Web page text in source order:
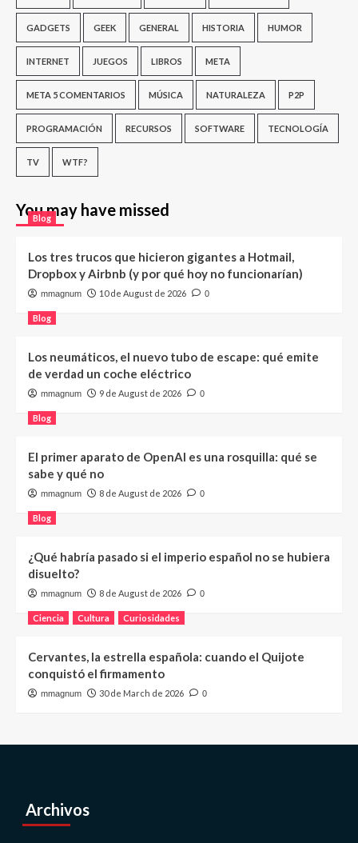
GADGETS GEEK GENERAL HISTORIA HUMOR
INTERNET JUEGOS LIBROS META
META 5 COMENTARIOS MÚSICA NATURALEZA P2P
PROGRAMACIÓN RECURSOS SOFTWARE TECNOLOGÍA
TV WTF?
You may have missed
Blog
Los tres trucos que hicieron gigantes a Hotmail,
Dropbox y Airbnb (y por qué hoy no funcionarían)
mmagnum 10 de August de 2026 0
Blog
Los neumáticos, el nuevo tubo de escape: qué emite
de verdad un coche eléctrico
mmagnum 9 de August de 2026 0
Blog
El primer aparato de OpenAI es una rosquilla: qué se
sabe y qué no
mmagnum 8 de August de 2026 0
Blog
¿Qué habría pasado si el imperio español no se hubiera
disuelto?
mmagnum 8 de August de 2026 0
Ciencia Cultura Curiosidades
Cervantes, la estrella española: cuando el Quijote
conquistó el firmamento
mmagnum 30 de March de 2026 0
Archivos